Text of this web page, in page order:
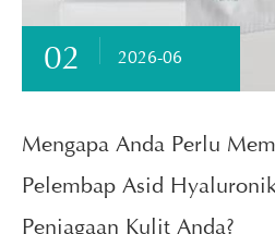
02 2026-06
Mengapa Anda Perlu
Pelembap Asid
Penjagaan Kulit Anda?